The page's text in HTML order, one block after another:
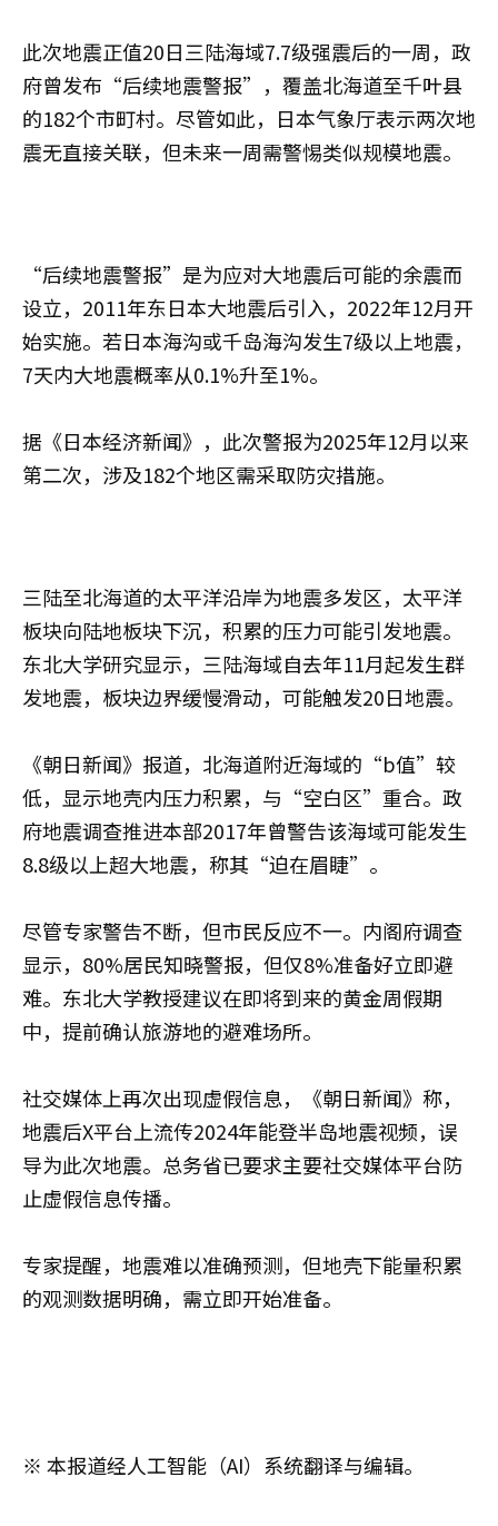
此次地震正值20日三陆海域7.7级强震后的一周，政
府曾发布“后续地震警报”，覆盖北海道至千叶县
的182个市町村。尽管如此，日本气象厅表示两次地
震无直接关联，但未来一周需警惕类似规模地震。
“后续地震警报”是为应对大地震后可能的余震而
设立，2011年东日本大地震后引入，2022年12月开
始实施。若日本海沟或千岛海沟发生7级以上地震，
7天内大地震概率从0.1%升至1%。
据《日本经济新闻》，此次警报为2025年12月以来
第二次，涉及182个地区需采取防灾措施。
三陆至北海道的太平洋沿岸为地震多发区，太平洋
板块向陆地板块下沉，积累的压力可能引发地震。
东北大学研究显示，三陆海域自去年11月起发生群
发地震，板块边界缓慢滑动，可能触发20日地震。
《朝日新闻》报道，北海道附近海域的“b值”较
低，显示地壳内压力积累，与“空白区”重合。政
府地震调查推进本部2017年曾警告该海域可能发生
8.8级以上超大地震，称其“迫在眉睫”。
尽管专家警告不断，但市民反应不一。内阁府调查
显示，80%居民知晓警报，但仅8%准备好立即避
难。东北大学教授建议在即将到来的黄金周假期
中，提前确认旅游地的避难场所。
社交媒体上再次出现虚假信息，《朝日新闻》称，
地震后X平台上流传2024年能登半岛地震视频，误
导为此次地震。总务省已要求主要社交媒体平台防
止虚假信息传播。
专家提醒，地震难以准确预测，但地壳下能量积累
的观测数据明确，需立即开始准备。
※ 本报道经人工智能（AI）系统翻译与编辑。